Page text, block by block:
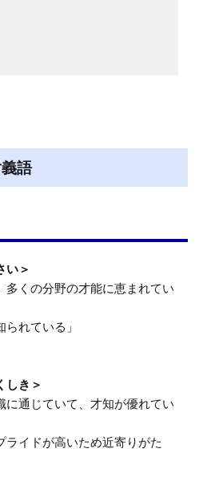
語
い＞
多くの分野の才能に恵まれてい
られている」
しき＞
に通じていて、才知が優れてい
ライドが高いため近寄りがた